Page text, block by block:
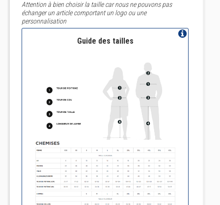
Attention à bien choisir la taille car nous ne pouvons pas
échanger un article comportant un logo ou une
personnalisation
Guide des tailles